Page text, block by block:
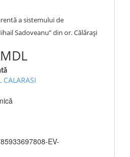
a sistemului de
Sadoveanu” din or. Călărași
CALARASI
EV-